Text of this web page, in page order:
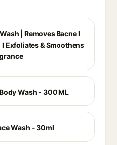
| Removes Bacne I
Exfoliates & Smoothens
Wash - 300 ML
Wash - 30ml